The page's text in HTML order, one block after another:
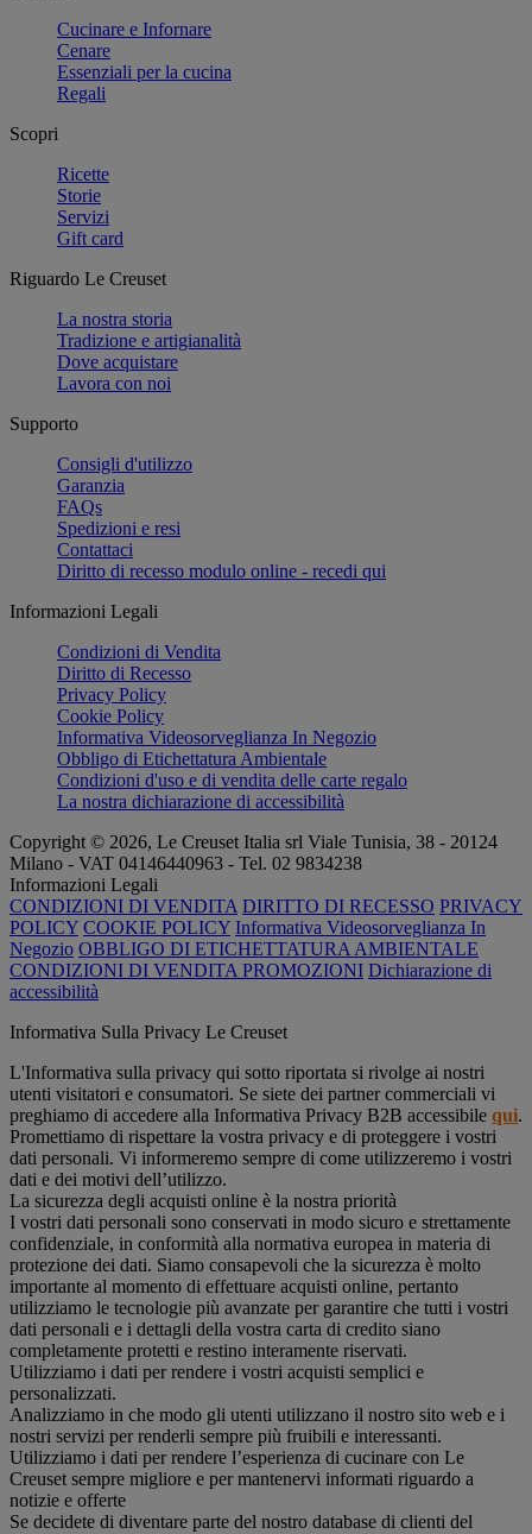
Cucinare e Infornare
Cenare
Essenziali per la cucina
Regali
Scopri
Ricette
Storie
Servizi
Gift card
Riguardo Le Creuset
La nostra storia
Tradizione e artigianalità
Dove acquistare
Lavora con noi
Supporto
Consigli d'utilizzo
Garanzia
FAQs
Spedizioni e resi
Contattaci
Diritto di recesso modulo online - recedi qui
Informazioni Legali
Condizioni di Vendita
Diritto di Recesso
Privacy Policy
Cookie Policy
Informativa Videosorveglianza In Negozio
Obbligo di Etichettatura Ambientale
Condizioni d'uso e di vendita delle carte regalo
La nostra dichiarazione di accessibilità
Copyright © 2026, Le Creuset Italia srl ​​Viale Tunisia, 38 - 20124
Milano - VAT 04146440963 - Tel. 02 9834238
Informazioni Legali
CONDIZIONI DI VENDITA DIRITTO DI RECESSO PRIVACY
POLICY COOKIE POLICY Informativa Videosorveglianza In
Negozio OBBLIGO DI ETICHETTATURA AMBIENTALE
CONDIZIONI DI VENDITA PROMOZIONI Dichiarazione di
accessibilità
Informativa Sulla Privacy Le Creuset
L'Informativa sulla privacy qui sotto riportata si rivolge ai nostri
utenti visitatori e consumatori. Se siete dei partner commerciali vi
preghiamo di accedere alla Informativa Privacy B2B accessibile qui.
Promettiamo di rispettare la vostra privacy e di proteggere i vostri
dati personali. Vi informeremo sempre di come utilizzeremo i vostri
dati e dei motivi dell’utilizzo.
La sicurezza degli acquisti online è la nostra priorità
I vostri dati personali sono conservati in modo sicuro e strettamente
confidenziale, in conformità alla normativa europea in materia di
protezione dei dati. Siamo consapevoli che la sicurezza è molto
importante al momento di effettuare acquisti online, pertanto
utilizziamo le tecnologie più avanzate per garantire che tutti i vostri
dati personali e i dettagli della vostra carta di credito siano
completamente protetti e restino interamente riservati.
Utilizziamo i dati per rendere i vostri acquisti semplici e
personalizzati.
Analizziamo in che modo gli utenti utilizzano il nostro sito web e i
nostri servizi per renderli sempre più fruibili e interessanti.
Utilizziamo i dati per rendere l’esperienza di cucinare con Le
Creuset sempre migliore e per mantenervi informati riguardo a
notizie e offerte
Se decidete di diventare parte del nostro database di clienti del